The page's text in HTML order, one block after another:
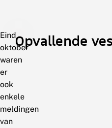
Eind
oktober
waren
er
ook
enkele
meldingen
van
Opvallende